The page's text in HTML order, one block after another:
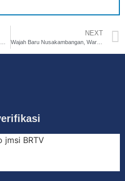
NEXT
Wajah Baru Nusakambangan, Warga Binaan Makin Berdaya dengan FABA